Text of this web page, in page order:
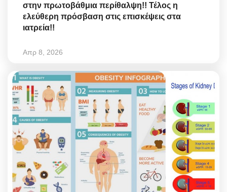
στην πρωτοβάθμια περίθαλψη!! Τέλος η
ελεύθερη πρόσβαση στις επισκέψεις στα
ιατρεία!!
Απρ 8, 2026